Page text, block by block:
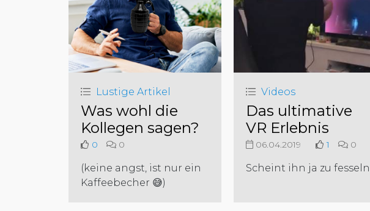
Lustige Artikel
Was wohl die
Kollegen sagen?
0 0
(keine angst, ist nur ein
Kaffeebecher 😅)
Videos
Das ultimative
VR Erlebnis
06.04.2019 1 0
Scheint ihn ja zu fesseln.